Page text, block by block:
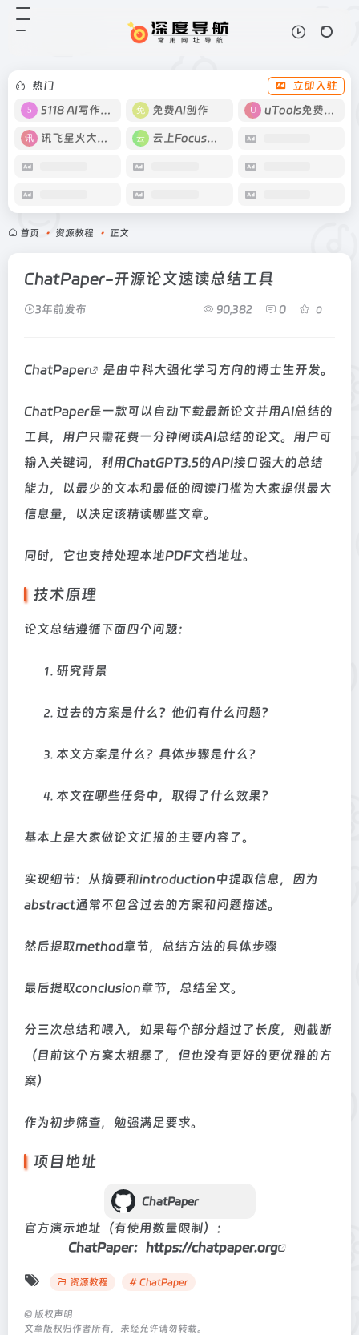
热门
立即入驻
5118 AI写作工具
免费AI创作 uTools免费工具箱
讯飞星火大模型 云上Focus接码
首页 • 资源教程 • 正文
ChatPaper-开源论文速读总结工具
3年前发布 90,382 0 0
ChatPaper 是由中科大强化学习方向的博士生开发。
ChatPaper是一款可以自动下载最新论文并用AI总结的
工具，用户只需花费一分钟阅读AI总结的论文。用户可
输入关键词，利用ChatGPT3.5的API接口强大的总结
能力，以最少的文本和最低的阅读门槛为大家提供最大
信息量，以决定该精读哪些文章。
同时，它也支持处理本地PDF文档地址。
技术原理
论文总结遵循下面四个问题：
研究背景
过去的方案是什么？他们有什么问题？
本文方案是什么？具体步骤是什么？
本文在哪些任务中，取得了什么效果？
基本上是大家做论文汇报的主要内容了。
实现细节：从摘要和introduction中提取信息，因为
abstract通常不包含过去的方案和问题描述。
然后提取method章节，总结方法的具体步骤
最后提取conclusion章节，总结全文。
分三次总结和喂入，如果每个部分超过了长度，则截断
（目前这个方案太粗暴了，但也没有更好的更优雅的方
案）
作为初步筛查，勉强满足要求。
项目地址
ChatPaper
官方演示地址（有使用数量限制）：
ChatPaper： https://chatpaper.org
资源教程 # ChatPaper
© 版权声明
文章版权归作者所有，未经允许请勿转载。